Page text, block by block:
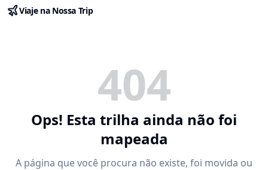
Viaje na Nossa Trip
404
Ops! Esta trilha ainda não foi
mapeada
A página que você procura não existe, foi movida ou